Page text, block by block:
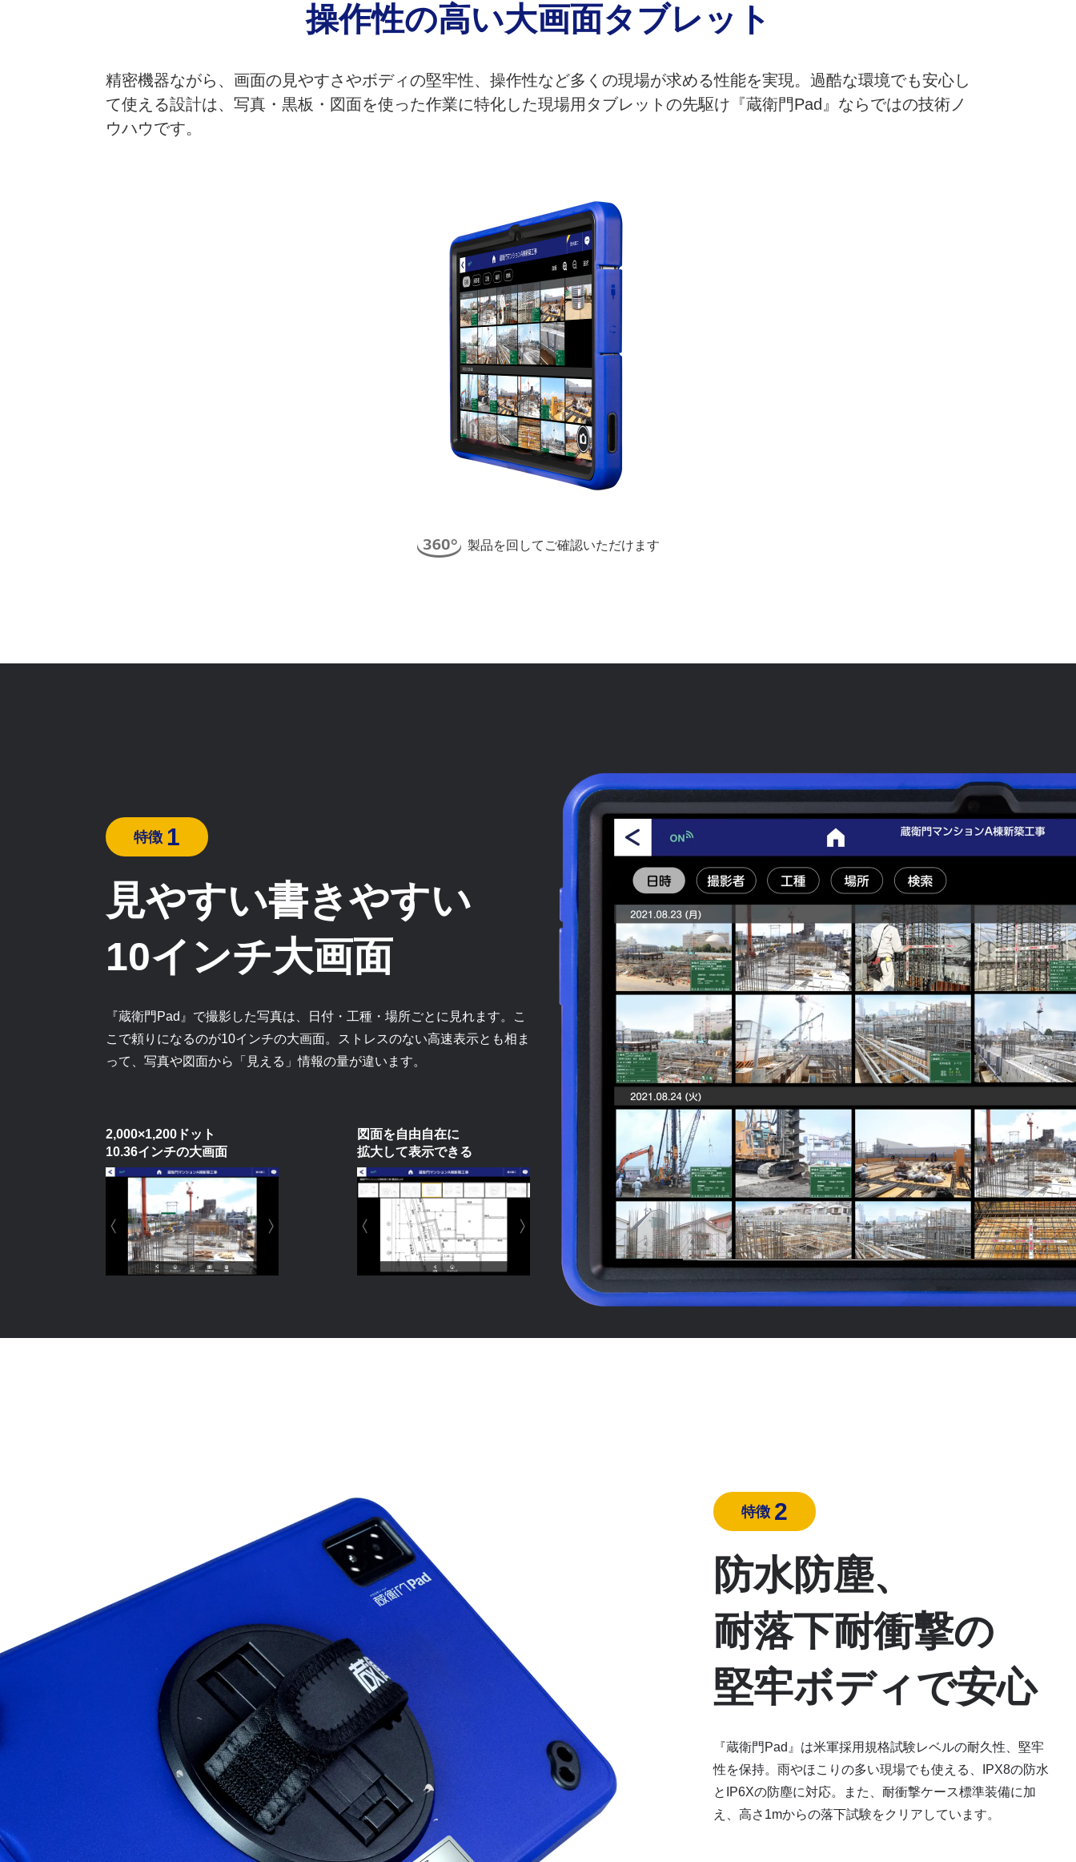
操作性の高い大画面タブレット
精密機器ながら、画面の見やすさやボディの堅牢性、操作性など多くの現場が求める性能を実現。過酷な環境でも安心し
て使える設計は、写真・黒板・図面を使った作業に特化した現場用タブレットの先駆け『蔵衛門Pad』ならではの技術ノ
ウハウです。
製品を回してご確認いただけます
特徴 1
見やすい書きやすい
10インチ大画面
『蔵衛門Pad』で撮影した写真は、日付・工種・場所ごとに見れます。こ
こで頼りになるのが10インチの大画面。ストレスのない高速表示とも相ま
って、写真や図面から「見える」情報の量が違います。
2,000×1,200ドット
10.36インチの大画面
図面を自由自在に
拡大して表示できる
特徴 2
防水防塵、
耐落下耐衝撃の
堅牢ボディで安心
『蔵衛門Pad』は米軍採用規格試験レベルの耐久性、堅牢
性を保持。雨やほこりの多い現場でも使える、IPX8の防水
とIP6Xの防塵に対応。また、耐衝撃ケース標準装備に加
え、高さ1mからの落下試験をクリアしています。